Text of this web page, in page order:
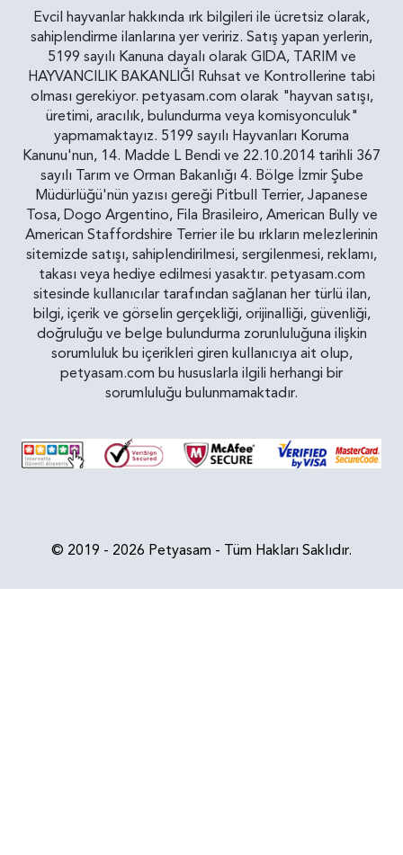
Evcil hayvanlar hakkında ırk bilgileri ile ücretsiz olarak,
sahiplendirme ilanlarına yer veririz. Satış yapan yerlerin,
5199 sayılı Kanuna dayalı olarak GIDA, TARIM ve
HAYVANCILIK BAKANLIĞI Ruhsat ve Kontrollerine tabi
olması gerekiyor. petyasam.com olarak "hayvan satışı,
üretimi, aracılık, bulundurma veya komisyonculuk"
yapmamaktayız. 5199 sayılı Hayvanları Koruma
Kanunu'nun, 14. Madde L Bendi ve 22.10.2014 tarihli 367
sayılı Tarım ve Orman Bakanlığı 4. Bölge İzmir Şube
Müdürlüğü'nün yazısı gereği Pitbull Terrier, Japanese
Tosa, Dogo Argentino, Fila Brasileiro, American Bully ve
American Staffordshire Terrier ile bu ırkların melezlerinin
sitemizde satışı, sahiplendirilmesi, sergilenmesi, reklamı,
takası veya hediye edilmesi yasaktır. petyasam.com
sitesinde kullanıcılar tarafından sağlanan her türlü ilan,
bilgi, içerik ve görselin gerçekliği, orijinalliği, güvenliği,
doğruluğu ve belge bulundurma zorunluluğuna ilişkin
sorumluluk bu içerikleri giren kullanıcıya ait olup,
petyasam.com bu hususlarla ilgili herhangi bir
sorumluluğu bulunmamaktadır.
© 2019 - 2026 Petyasam - Tüm Hakları Saklıdır.